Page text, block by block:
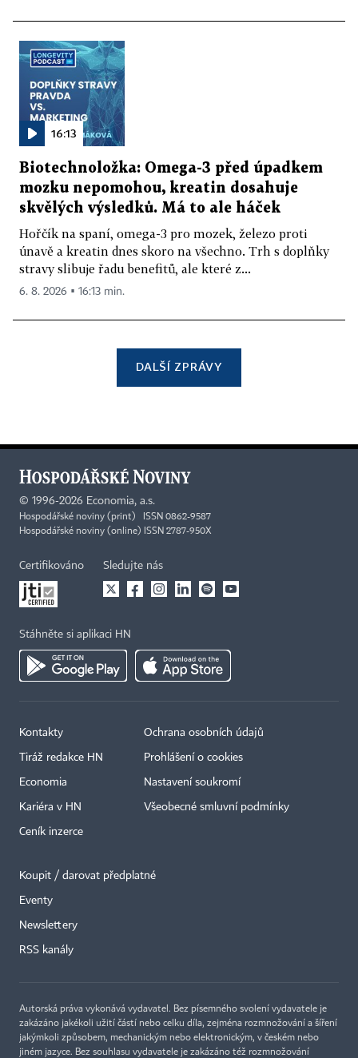
16:13
Biotechnoložka: Omega-3 před úpadkem
mozku nepomohou, kreatin dosahuje
skvělých výsledků. Má to ale háček
Hořčík na spaní, omega-3 pro mozek, železo proti
únavě a kreatin dnes skoro na všechno. Trh s doplňky
stravy slibuje řadu benefitů, ale které z...
6. 8. 2026 ▪ 16:13 min.
DALŠÍ ZPRÁVY
© 1996-2026 Economia, a.s.
Hospodářské noviny (print) ISSN 0862-9587
Hospodářské noviny (online) ISSN 2787-950X
Certifikováno Sledujte nás
Stáhněte si aplikaci HN
Kontakty
Tiráž redakce HN
Economia
Kariéra v HN
Ceník inzerce
Ochrana osobních údajů
Prohlášení o cookies
Nastavení soukromí
Všeobecné smluvní podmínky
Koupit / darovat předplatné
Eventy
Newslettery
RSS kanály
Autorská práva vykonává vydavatel. Bez písemného svolení vydavatele je
zakázáno jakékoli užití částí nebo celku díla, zejména rozmnožování a šíření
jakýmkoli způsobem, mechanickým nebo elektronickým, v českém nebo
jiném jazyce. Bez souhlasu vydavatele je zakázáno též rozmnožování